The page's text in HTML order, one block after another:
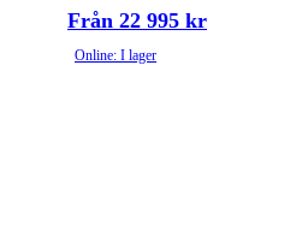
Från 22 995 kr
Online: I lager